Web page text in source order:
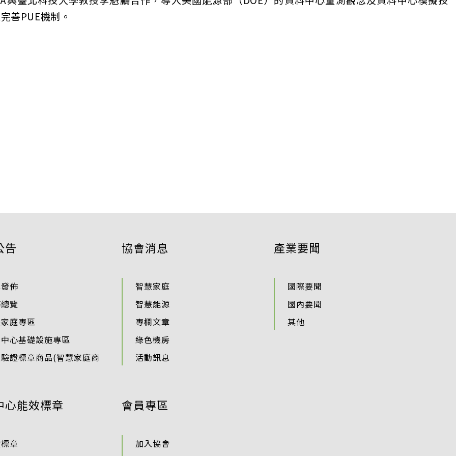
善PUE機制。
告
佈
覽
庭專區
心基礎設施專區
證標章商品(智慧家庭商
協會消息
智慧家庭
智慧能源
專欄文章
綠色機房
活動訊息
產業要聞
國際要聞
國內要聞
其他
心能效標章
章
會員專區
加入協會